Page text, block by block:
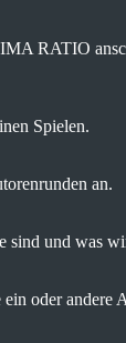
RATIO
Spielen.
an.
und was
oder andere